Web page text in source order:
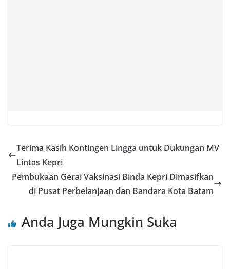
Terima Kasih Kontingen Lingga untuk Dukungan MV
Lintas Kepri
Pembukaan Gerai Vaksinasi Binda Kepri Dimasifkan
di Pusat Perbelanjaan dan Bandara Kota Batam
Anda Juga Mungkin Suka